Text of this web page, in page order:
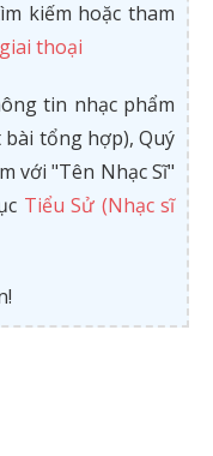
kiếm hoặc tham
thoại
tin nhạc phẩm
tổng hợp), Quý
với "Tên Nhạc Sĩ"
Tiểu Sử (Nhạc sĩ